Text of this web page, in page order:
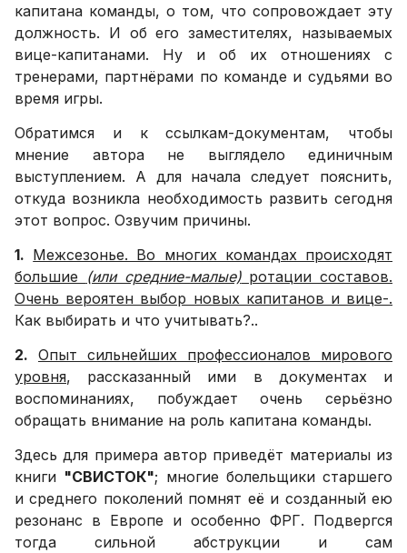
капитана команды, о том, что сопровождает эту
должность. И об его заместителях, называемых
вице-капитанами. Ну и об их отношениях с
тренерами, партнёрами по команде и судьями во
время игры.
Обратимся и к ссылкам-документам, чтобы
мнение автора не выглядело единичным
выступлением. А для начала следует пояснить,
откуда возникла необходимость развить сегодня
этот вопрос. Озвучим причины.
1. Межсезонье. Во многих командах происходят
большие (или средние-малые)ротации составов.
Очень вероятен выбор новых капитанов и вице-.
Как выбирать и что учитывать?..
2. Опыт сильнейших профессионалов мирового
уровня, рассказанный ими в документах и
воспоминаниях, побуждает очень серьёзно
обращать внимание на роль капитана команды.
Здесь для примера автор приведёт материалы из
книги "СВИСТОК"; многие болельщики старшего
и среднего поколений помнят её и созданный ею
резонанс в Европе и особенно ФРГ. Подвергся
тогда сильной абструкции и сам